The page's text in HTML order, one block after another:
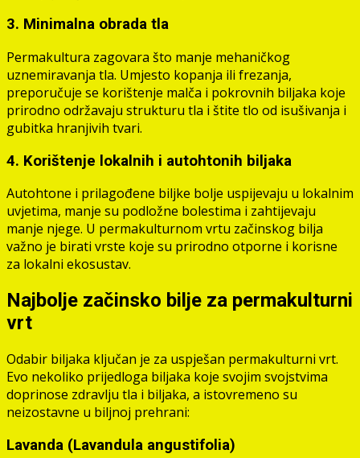
3. Minimalna obrada tla
Permakultura zagovara što manje mehaničkog
uznemiravanja tla. Umjesto kopanja ili frezanja,
preporučuje se korištenje malča i pokrovnih biljaka koje
prirodno održavaju strukturu tla i štite tlo od isušivanja i
gubitka hranjivih tvari.
4. Korištenje lokalnih i autohtonih biljaka
Autohtone i prilagođene biljke bolje uspijevaju u lokalnim
uvjetima, manje su podložne bolestima i zahtijevaju
manje njege. U permakulturnom vrtu začinskog bilja
važno je birati vrste koje su prirodno otporne i korisne
za lokalni ekosustav.
Najbolje začinsko bilje za permakulturni
vrt
Odabir biljaka ključan je za uspješan permakulturni vrt.
Evo nekoliko prijedloga biljaka koje svojim svojstvima
doprinose zdravlju tla i biljaka, a istovremeno su
neizostavne u biljnoj prehrani:
Lavanda (Lavandula angustifolia)